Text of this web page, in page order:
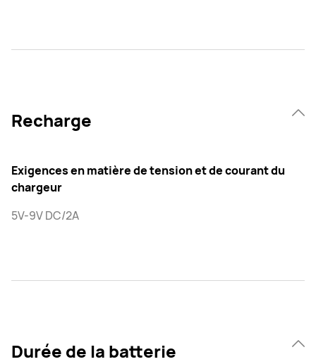
Recharge
Exigences en matière de tension et de courant du
chargeur
5V-9V DC/2A
Durée de la batterie